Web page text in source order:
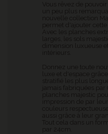
Vous rêvez de
un peu plus
nouvelle collection
permet d'ajouter
Avec les planches
larges, les sols
dimension luxueuse
intérieurs.
Donnez une toute
luxe et d'espace
stratifié les plus
jamais fabriquées par
planches majestic
impression de par
couleurs
aussi grâce à leur
Tout cela dans un
par 24cm.